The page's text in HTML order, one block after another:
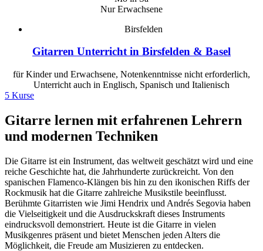
Nur Erwachsene
Birsfelden
Gitarren Unterricht in Birsfelden & Basel
für Kinder und Erwachsene, Notenkenntnisse nicht erforderlich,
Unterricht auch in Englisch, Spanisch und Italienisch
5 Kurse
Gitarre lernen mit erfahrenen Lehrern
und modernen Techniken
Die Gitarre ist ein Instrument, das weltweit geschätzt wird und eine
reiche Geschichte hat, die Jahrhunderte zurückreicht. Von den
spanischen Flamenco-Klängen bis hin zu den ikonischen Riffs der
Rockmusik hat die Gitarre zahlreiche Musikstile beeinflusst.
Berühmte Gitarristen wie Jimi Hendrix und Andrés Segovia haben
die Vielseitigkeit und die Ausdruckskraft dieses Instruments
eindrucksvoll demonstriert. Heute ist die Gitarre in vielen
Musikgenres präsent und bietet Menschen jeden Alters die
Möglichkeit, die Freude am Musizieren zu entdecken.